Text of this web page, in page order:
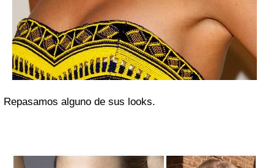
Repasamos alguno de sus looks.